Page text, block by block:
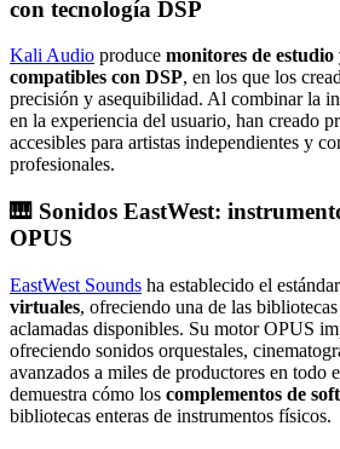
con tecnología DSP
Kali Audio produce monitores de
compatibles con DSP, en los que los
precisión y asequibilidad. Al combinar la
en la experiencia del usuario, han creado
accesibles para artistas independientes y
profesionales.
🎹 Sonidos EastWest:
OPUS
EastWest Sounds ha establecido el
virtuales, ofreciendo una de las
aclamadas disponibles. Su motor OPUS
ofreciendo sonidos orquestales,
avanzados a miles de productores en todo
demuestra cómo los complementos de
bibliotecas enteras de instrumentos físicos.